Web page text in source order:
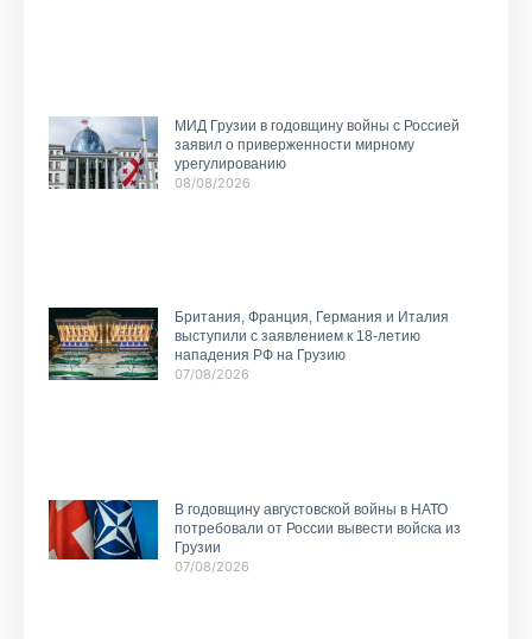
МИД Грузии в годовщину войны с Россией
заявил о приверженности мирному
урегулированию
08/08/2026
Британия, Франция, Германия и Италия
выступили с заявлением к 18-летию
нападения РФ на Грузию
07/08/2026
В годовщину августовской войны в НАТО
потребовали от России вывести войска из
Грузии
07/08/2026